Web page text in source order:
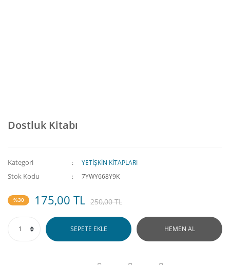
Dostluk Kitabı
Kategori YETİŞKİN KİTAPLARI
Stok Kodu 7YWY668Y9K
%30 175,00 TL 250,00 TL
SEPETE EKLE HEMEN AL